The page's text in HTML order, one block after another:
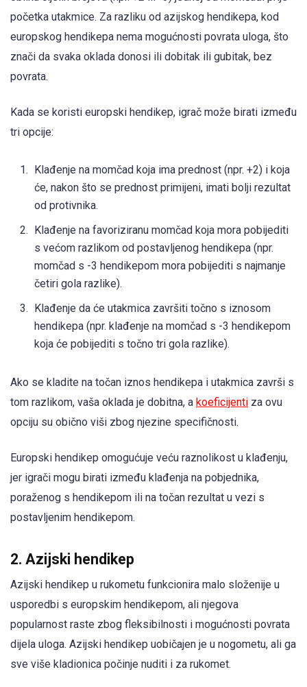
početka utakmice. Za razliku od azijskog hendikepa, kod
europskog hendikepa nema mogućnosti povrata uloga, što
znači da svaka oklada donosi ili dobitak ili gubitak, bez
povrata.
Kada se koristi europski hendikep, igrač može birati između
tri opcije:
Klađenje na momčad koja ima prednost (npr. +2) i koja
će, nakon što se prednost primijeni, imati bolji rezultat
od protivnika.
Klađenje na favoriziranu momčad koja mora pobijediti
s većom razlikom od postavljenog hendikepa (npr.
momčad s -3 hendikepom mora pobijediti s najmanje
četiri gola razlike).
Klađenje da će utakmica završiti točno s iznosom
hendikepa (npr. klađenje na momčad s -3 hendikepom
koja će pobijediti s točno tri gola razlike).
Ako se kladite na točan iznos hendikepa i utakmica završi s
tom razlikom, vaša oklada je dobitna, a koeficijenti za ovu
opciju su obično viši zbog njezine specifičnosti.
Europski hendikep omogućuje veću raznolikost u klađenju,
jer igrači mogu birati između klađenja na pobjednika,
poraženog s hendikepom ili na točan rezultat u vezi s
postavljenim hendikepom.
2. Azijski hendikep
Azijski hendikep u rukometu funkcionira malo složenije u
usporedbi s europskim hendikepom, ali njegova
popularnost raste zbog fleksibilnosti i mogućnosti povrata
dijela uloga. Azijski hendikep uobičajen je u nogometu, ali ga
sve više kladionica počinje nuditi i za rukomet.